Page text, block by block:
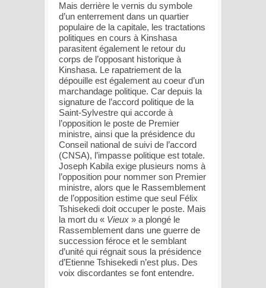
Mais derrière le vernis du symbole
d’un enterrement dans un quartier
populaire de la capitale, les tractations
politiques en cours à Kinshasa
parasitent également le retour du
corps de l’opposant historique à
Kinshasa. Le rapatriement de la
dépouille est également au coeur d’un
marchandage politique. Car depuis la
signature de l’accord politique de la
Saint-Sylvestre qui accorde à
l’opposition le poste de Premier
ministre, ainsi que la présidence du
Conseil national de suivi de l’accord
(CNSA), l’impasse politique est totale.
Joseph Kabila exige plusieurs noms à
l’opposition pour nommer son Premier
ministre, alors que le Rassemblement
de l’opposition estime que seul Félix
Tshisekedi doit occuper le poste. Mais
la mort du « Vieux » a plongé le
Rassemblement dans une guerre de
succession féroce et le semblant
d’unité qui régnait sous la présidence
d’Etienne Tshisekedi n’est plus. Des
voix discordantes se font entendre.